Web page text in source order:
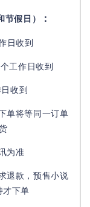
节假日） ：
日收到
工作日收到
收到
单将等同一订单
为准
退款，预售小说
才下单